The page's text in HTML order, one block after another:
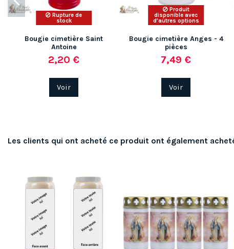
Rupture de
stock
Bougie cimetière Saint
Antoine
2,20 €
Voir
Produit
disponible avec
d'autres options
Bougie cimetière Anges - 4
pièces
7,49 €
Voir
Les clients qui ont acheté ce produit ont également